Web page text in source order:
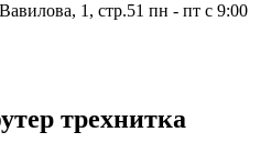
1, стр.51 пн - пт с 9:00
трехнитка